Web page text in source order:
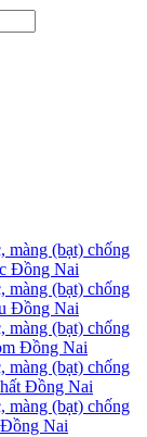
màng (bạt) chống
Đồng Nai
màng (bạt) chống
Đồng Nai
màng (bạt) chống
Đồng Nai
màng (bạt) chống
Đồng Nai
màng (bạt) chống
Đồng Nai